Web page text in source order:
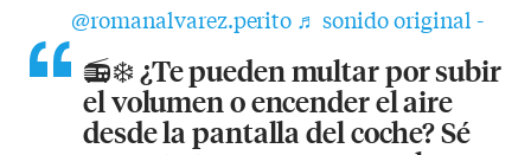
@romanalvarez.perito
📻❄️ ¿Te pueden multar por subir
el volumen o encender el aire
desde la pantalla del coche? Sé
♬ sonido original -